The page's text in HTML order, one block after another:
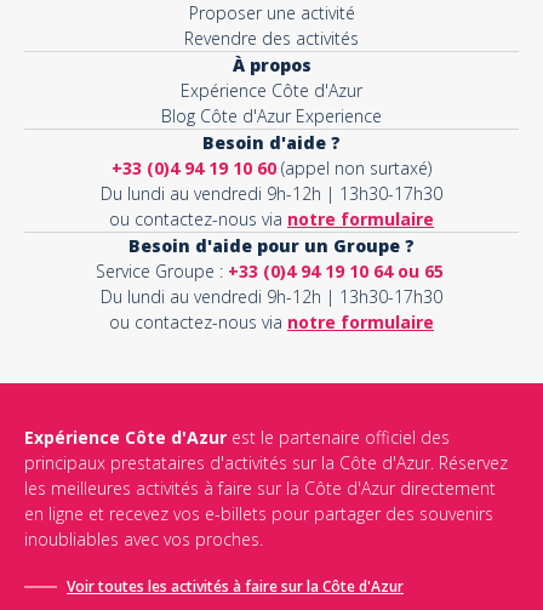
Proposer une activité
Revendre des activités
À propos
Expérience Côte d'Azur
Blog Côte d'Azur Experience
Besoin d'aide ?
+33 (0)4 94 19 10 60 (appel non surtaxé)
Du lundi au vendredi 9h-12h | 13h30-17h30
ou contactez-nous via notre formulaire
Besoin d'aide pour un Groupe ?
Service Groupe : +33 (0)4 94 19 10 64 ou 65
Du lundi au vendredi 9h-12h | 13h30-17h30
ou contactez-nous via notre formulaire
Expérience Côte d'Azur est le partenaire officiel des
principaux prestataires d'activités sur la Côte d'Azur. Réservez
les meilleures activités à faire sur la Côte d'Azur directement
en ligne et recevez vos e-billets pour partager des souvenirs
inoubliables avec vos proches.
Voir toutes les activités à faire sur la Côte d'Azur